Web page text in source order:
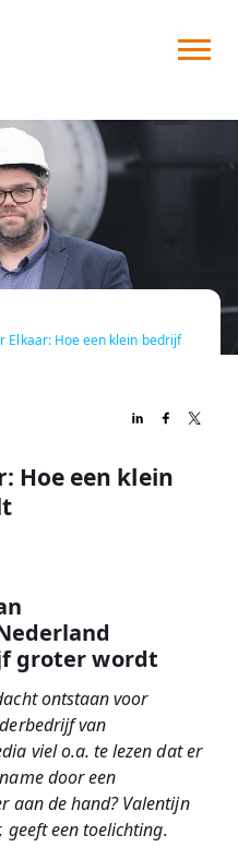
Elkaar: Hoe een klein bedrijf
Hoe een klein
groter wordt
ontstaan voor
van
viel o.a. te lezen dat er
door een
aan de hand? Valentijn
geeft een toelichting.